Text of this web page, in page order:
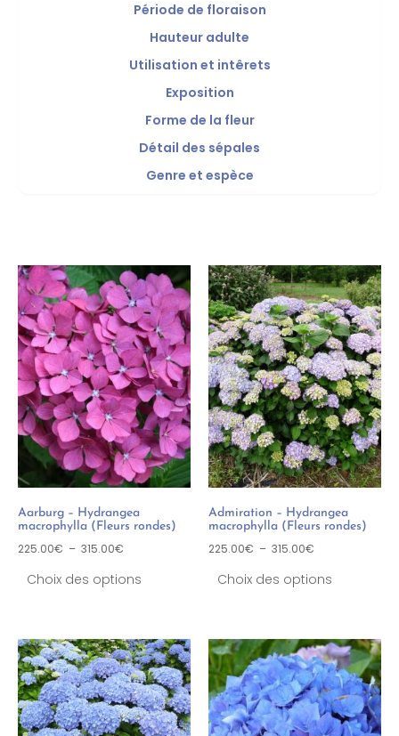
Période de floraison
Hauteur adulte
Utilisation et intêrets
Exposition
Forme de la fleur
Détail des sépales
Genre et espèce
Aarburg – Hydrangea
macrophylla (Fleurs rondes)
225.00€ – 315.00€
Choix des options
Admiration – Hydrangea
macrophylla (Fleurs rondes)
225.00€ – 315.00€
Choix des options